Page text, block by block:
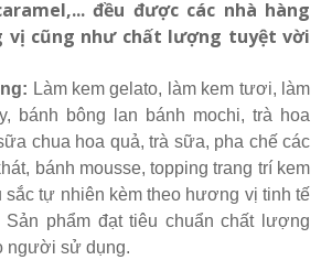
đều được các nhà hàng
vị cũng như chất lượng tuyệt vời
Làm kem gelato, làm kem tươi, làm
bánh bông lan bánh mochi, trà hoa
chua hoa quả, trà sữa, pha chế các
bánh mousse, topping trang trí kem
sắc tự nhiên kèm theo hương vị tinh tế
Sản phẩm đạt tiêu chuẩn chất lượng
người sử dụng.